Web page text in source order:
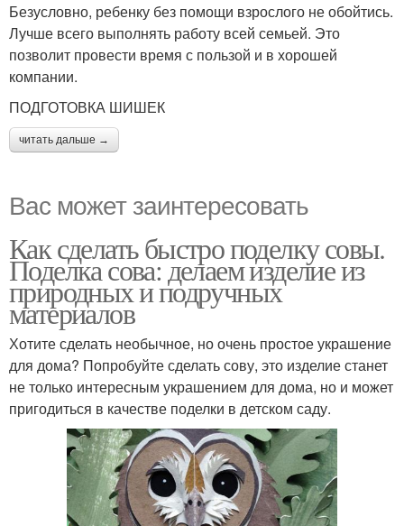
Безусловно, ребенку без помощи взрослого не обойтись.
Лучше всего выполнять работу всей семьей. Это
позволит провести время с пользой и в хорошей
компании.
ПОДГОТОВКА ШИШЕК
читать дальше →
Вас может заинтересовать
Как сделать быстро поделку совы.
Поделка сова: делаем изделие из
природных и подручных
материалов
Хотите сделать необычное, но очень простое украшение
для дома? Попробуйте сделать сову, это изделие станет
не только интересным украшением для дома, но и может
пригодиться в качестве поделки в детском саду.